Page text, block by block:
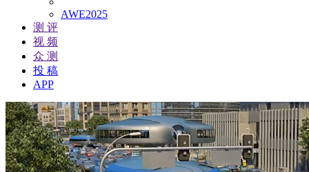
AWE2025
测 评
视 频
众 测
投 稿
APP